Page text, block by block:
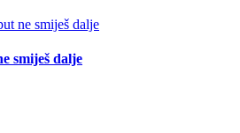
smiješ dalje